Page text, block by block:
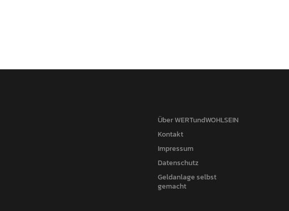
Über WERTundWOHLSEIN
Kontakt
Impressum
Datenschutz
Geldanlage selbst
gemacht